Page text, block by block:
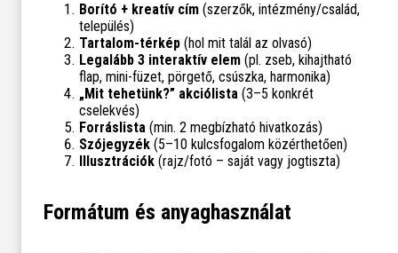
Borító + kreatív cím(szerzők, intézmény/család,
település)
Tartalom-térkép(hol mit talál az olvasó)
Legalább 3 interaktív elem(pl. zseb, kihajtható
flap, mini-füzet, pörgető, csúszka, harmonika)
„Mit tehetünk?” akciólista(3–5 konkrét
cselekvés)
Forráslista(min. 2 megbízható hivatkozás)
Szójegyzék(5–10 kulcsfogalom közérthetően)
Illusztrációk(rajz/fotó – saját vagy jogtiszta)
Formátum és anyaghasználat